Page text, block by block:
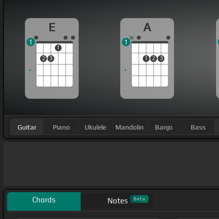
E
2 3
1
1
A
1 2 3
1
Guitar Piano Ukulele Mandolin Banjo Bass
Chords Notes Beta